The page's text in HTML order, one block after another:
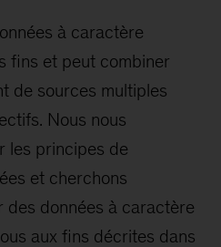
à caractère
fins et peut combiner
de sources multiples
Nous nous
les principes de
et cherchons
des données à caractère
aux fins décrites dans